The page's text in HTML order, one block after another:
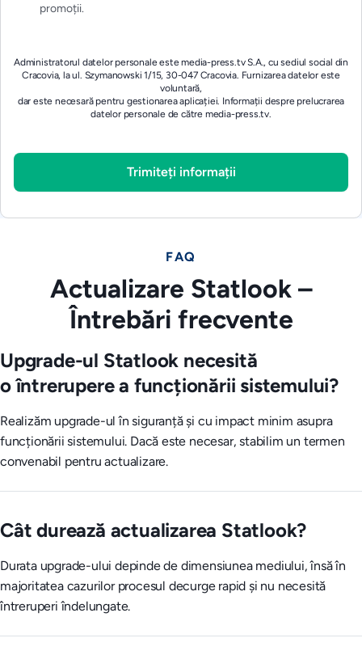
promoții.
Administratorul datelor personale este media-press.tv S.A., cu sediul social din
Cracovia, la ul. Szymanowski 1/15, 30-047 Cracovia. Furnizarea datelor este
voluntară,
dar este necesară pentru gestionarea aplicației. Informații despre prelucrarea
datelor personale de către media-press.tv.
FAQ
Actualizare Statlook –
Întrebări frecvente
Upgrade-ul Statlook necesită
o întrerupere a funcționării sistemului?
Realizăm upgrade-ul în siguranță și cu impact minim asupra
funcționării sistemului. Dacă este necesar, stabilim un termen
convenabil pentru actualizare.
Cât durează actualizarea Statlook?
Durata upgrade-ului depinde de dimensiunea mediului, însă în
majoritatea cazurilor procesul decurge rapid și nu necesită
întreruperi îndelungate.